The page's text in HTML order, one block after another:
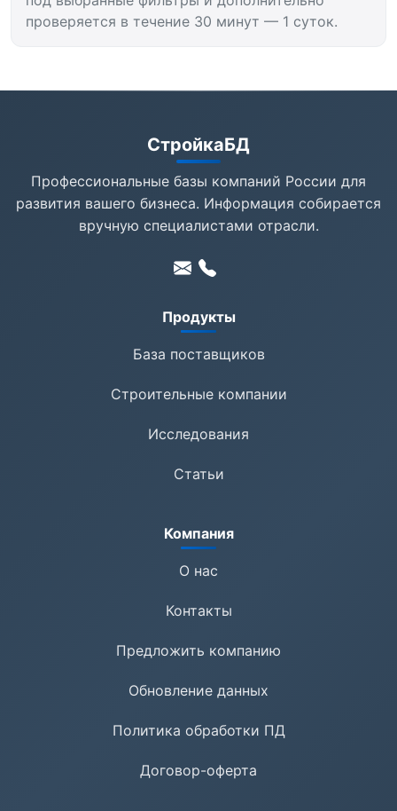
проверяется в течение 30 минут — 1 суток.
СтройкаБД
Профессиональные базы компаний России для
развития вашего бизнеса. Информация собирается
вручную специалистами отрасли.
Продукты
База поставщиков
Строительные компании
Исследования
Статьи
Компания
О нас
Контакты
Предложить компанию
Обновление данных
Политика обработки ПД
Договор-оферта